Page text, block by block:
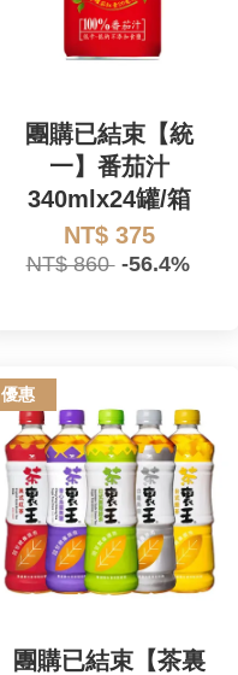
團購已結束【統
一】番茄汁
340mlx24罐/箱
NT$ 375
NT$ 860 -56.4%
優惠
團購已結束【茶裏